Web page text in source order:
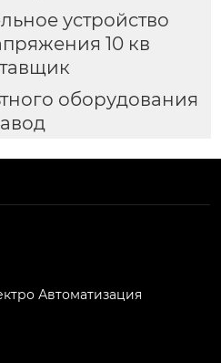
устройство
10 кв
оборудования
Автоматизация